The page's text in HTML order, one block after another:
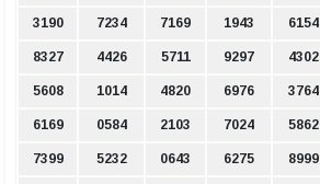
3190 7234 7169 1943 6154
8327 4426 5711 9297 4302
5608 1014 4820 6976 3764
6169 0584 2103 7024 5862
7399 5232 0643 6275 8999